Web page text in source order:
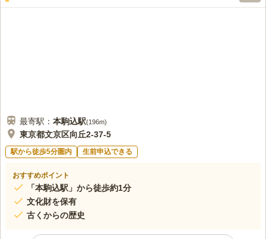
最寄駅： 本駒込駅(196m)
東京都文京区向丘2-37-5
駅から徒歩5分圏内 生前申込できる
おすすめポイント
「本駒込駅」から徒歩約1分
文化財を保有
古くからの歴史